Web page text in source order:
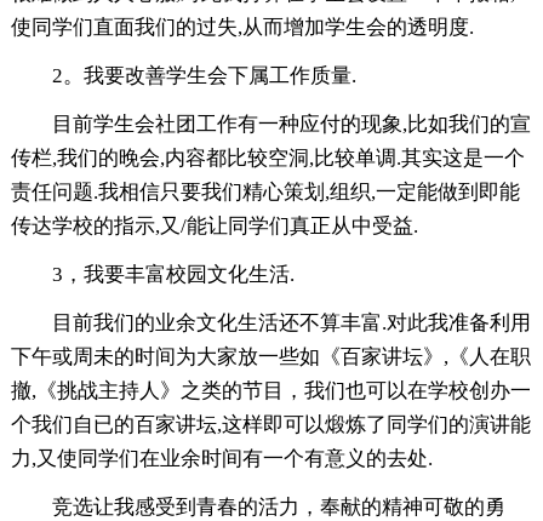
使同学们直面我们的过失,从而增加学生会的透明度.
2。我要改善学生会下属工作质量.
目前学生会社团工作有一种应付的现象,比如我们的宣
传栏,我们的晚会,内容都比较空洞,比较单调.其实这是一个
责任问题.我相信只要我们精心策划,组织,一定能做到即能
传达学校的指示,又/能让同学们真正从中受益.
3，我要丰富校园文化生活.
目前我们的业余文化生活还不算丰富.对此我准备利用
下午或周未的时间为大家放一些如《百家讲坛》,《人在职
撤,《挑战主持人》之类的节目，我们也可以在学校创办一
个我们自已的百家讲坛,这样即可以煅炼了同学们的演讲能
力,又使同学们在业余时间有一个有意义的去处.
竞选让我感受到青春的活力，奉献的精神可敬的勇